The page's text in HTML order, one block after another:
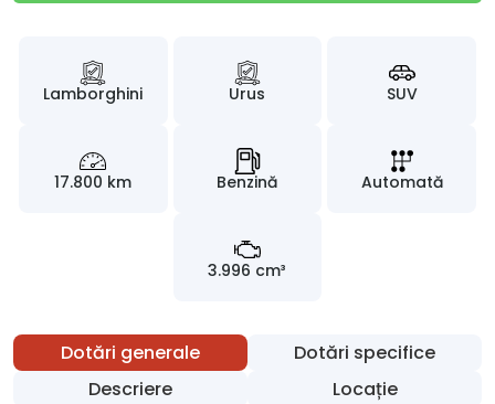
Lamborghini Urus SUV
17.800 km Benzină Automată
3.996 cm³
Dotări generale
Dotări specifice
Descriere
Locație